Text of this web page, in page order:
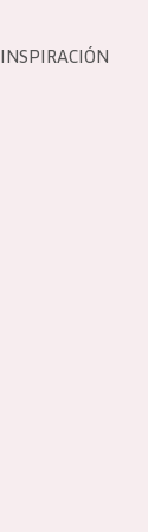
INSPIRACIÓN